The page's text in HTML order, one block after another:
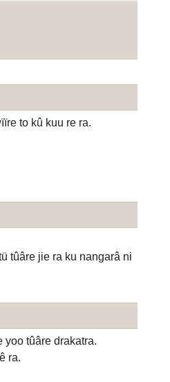
to kû kuu re ra.
tûâre jie ra ku nangarâ ni
yoo tûâre drakatra.
ra.